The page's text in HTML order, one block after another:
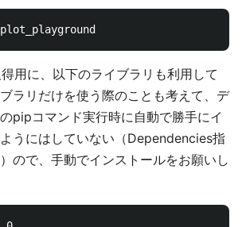
用に、以下のライブラリも利用して
ラリだけを使う際のことも考えて、デ
pipコマンド実行時に自動で勝手にイ
うにはしていない（Dependencies指
ので、手動でインストールをお願いし